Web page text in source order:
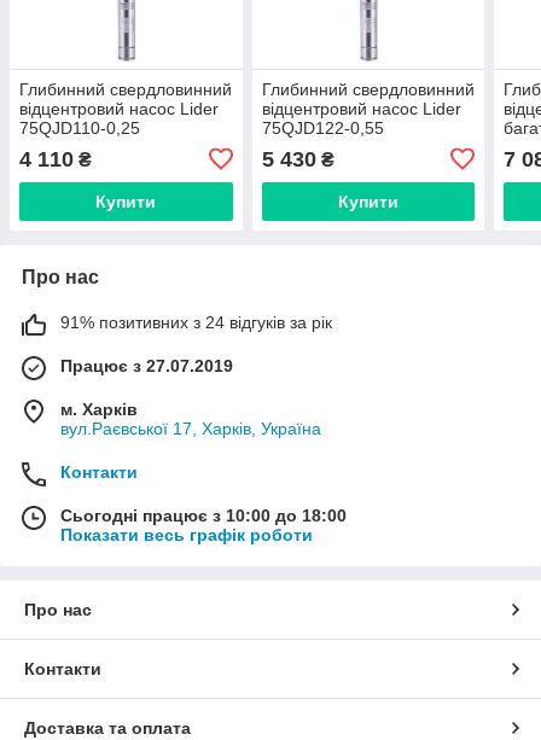
Глибинний свердловинний
відцентровий насос Lider
75QJD110-0,25
4 110 ₴
Купити
Глибинний свердловинний
відцентровий насос Lider
75QJD122-0,55
5 430₴
Купити
7
Про нас
91% позитивних з 24 відгуків за рік
Працює з 27.07.2019
м. Харків
вул.Раєвської 17, Харків, Україна
Контакти
Сьогодні працює з 10:00 до 18:00
Показати весь графік роботи
Про нас
Контакти
Доставка та оплата